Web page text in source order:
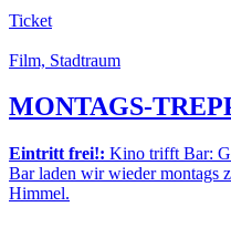
Ticket
Film, Stadtraum
MONTAGS-
Eintritt frei!: Kino trifft Bar:
Bar laden wir wieder montags
Himmel.